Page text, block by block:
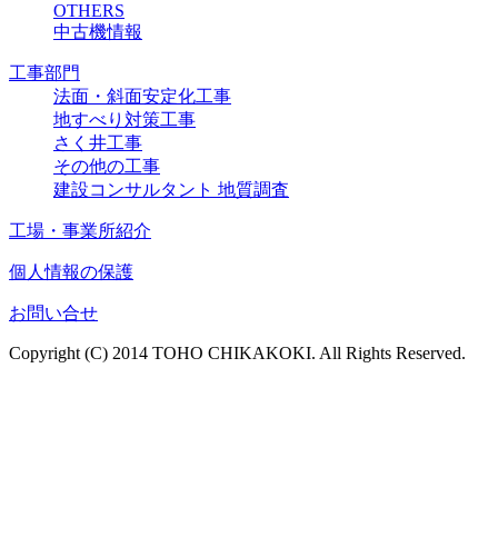
OTHERS
中古機情報
工事部門
法面・斜面安定化工事
地すべり対策工事
さく井工事
その他の工事
建設コンサルタント 地質調査
工場・事業所紹介
個人情報の保護
お問い合せ
Copyright (C) 2014 TOHO CHIKAKOKI. All Rights Reserved.